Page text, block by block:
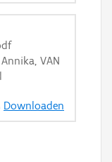
Annika, VAN
Downloaden